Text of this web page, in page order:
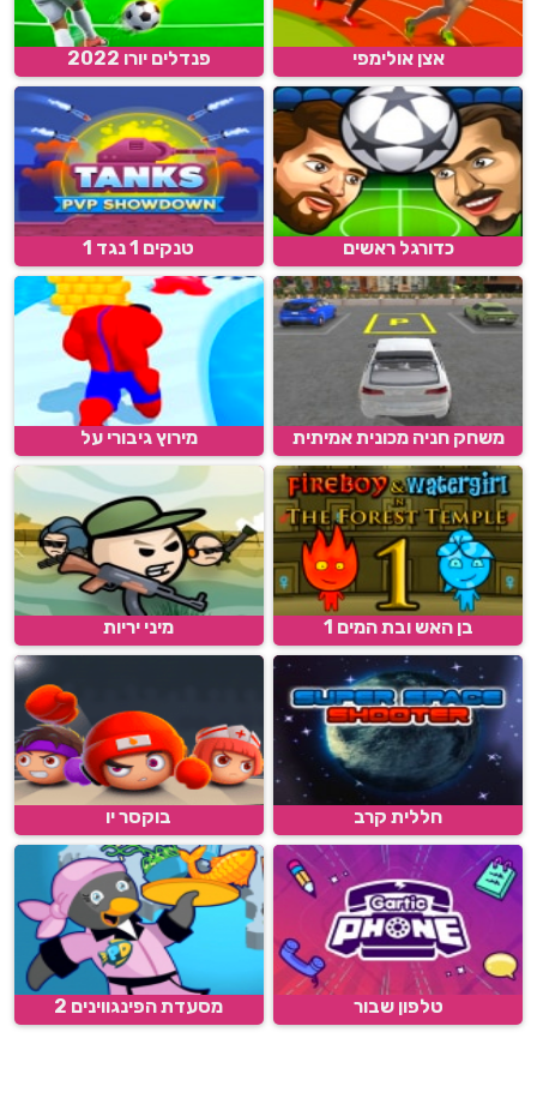
אצן אולימפי פנדלים יורו 2022
כדורגל ראשים טנקים 1 נגד 1
משחק חניה מכונית אמיתית מירוץ גיבורי על
בן האש ובת המים 1 מיני יריות
חללית קרב בוקסר יו
טלפון שבור מסעדת הפינגווינים 2